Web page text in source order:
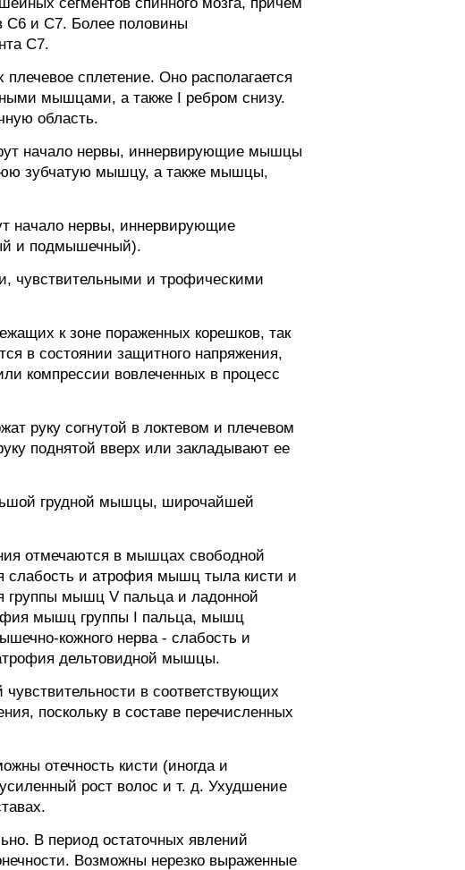
С6 и С7. Более половины
С7.
сплетение. Оно располагается
мышцами, а также I ребром снизу.
область.
начало нервы, иннервирующие мышцы
зубчатую мышцу, а также мышцы,
начало нервы, иннервирующие
и подмышечный).
чувствительными и трофическими
к зоне пораженных корешков, так
в состоянии защитного напряжения,
компрессии вовлеченных в процесс
руку согнутой в локтевом и плечевом
поднятой вверх или закладывают ее
грудной мышцы, широчайшей
отмечаются в мышцах свободной
слабость и атрофия мышц тыла кисти и
группы мышц V пальца и ладонной
мышц группы I пальца, мышц
кожного нерва - слабость и
дельтовидной мышцы.
в соответствующих
поскольку в составе перечисленных
отечность кисти (иногда и
рост волос и т. д. Ухудшение
В период остаточных явлений
Возможны нерезко выраженные